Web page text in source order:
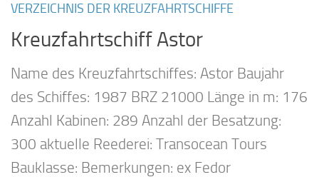
VERZEICHNIS DER KREUZFAHRTSCHIFFE
Kreuzfahrtschiff Astor
Name des Kreuzfahrtschiffes: Astor Baujahr
des Schiffes: 1987 BRZ 21000 Länge in m: 176
Anzahl Kabinen: 289 Anzahl der Besatzung:
300 aktuelle Reederei: Transocean Tours
Bauklasse: Bemerkungen: ex Fedor